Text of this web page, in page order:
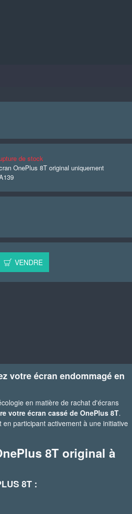
de stock
OnePlus 8T original uniquement
VENDRE
votre écran endommagé en
en matière de rachat d'écrans
votre écran cassé de OnePlus 8T.
participant activement à une initiative
8T original à
8T :